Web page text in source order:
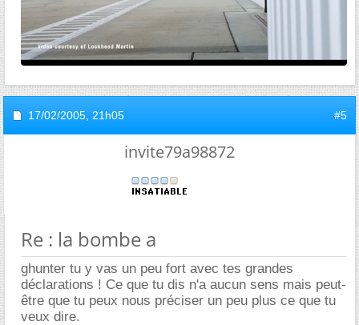
17/02/2005, 21h05 #5
invite79a98872
Re : la bombe a
ghunter tu y vas un peu fort avec tes grandes
déclarations ! Ce que tu dis n'a aucun sens mais peut-
être que tu peux nous préciser un peu plus ce que tu
veux dire.